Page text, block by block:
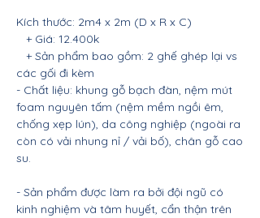
Kích thước: 2m4 x 2m (D x R x C)
+ Giá: 12.400k
+ Sản phẩm bao gồm: 2 ghế ghép lại vs
các gối đi kèm
- Chất liệu: khung gỗ bạch đàn, nệm mút
foam nguyên tấm (nệm mềm ngồi êm,
chống xẹp lún), da công nghiệp (ngoài ra
còn có vải nhung nỉ / vải bố), chân gỗ cao
su.
- Sản phẩm được làm ra bởi đội ngũ có
kinh nghiệm và tâm huyết, cẩn thận trên